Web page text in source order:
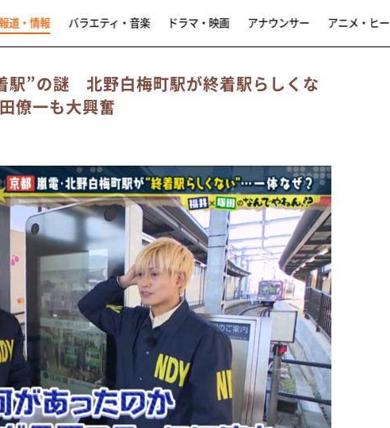
道・情報 バラエティ・音楽 ドラマ・映画 アナウンサー アニメ・ヒ
駅”の謎 北野白梅町駅が終着駅らしくな
僚一も大興奮